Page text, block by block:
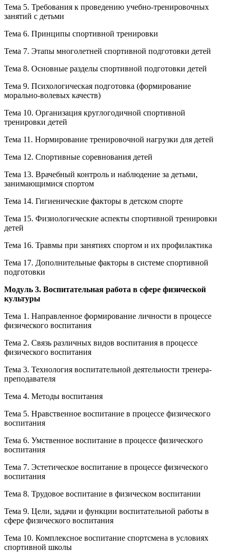
Тема 5. Требования к проведению учебно-тренировочных
занятий с детьми
Тема 6. Принципы спортивной тренировки
Тема 7. Этапы многолетней спортивной подготовки детей
Тема 8. Основные разделы спортивной подготовки детей
Тема 9. Психологическая подготовка (формирование
морально-волевых качеств)
Тема 10. Организация круглогодичной спортивной
тренировки детей
Тема 11. Нормирование тренировочной нагрузки для детей
Тема 12. Спортивные соревнования детей
Тема 13. Врачебный контроль и наблюдение за детьми,
занимающимися спортом
Тема 14. Гигиенические факторы в детском спорте
Тема 15. Физиологические аспекты спортивной тренировки
детей
Тема 16. Травмы при занятиях спортом и их профилактика
Тема 17. Дополнительные факторы в системе спортивной
подготовки
Модуль 3. Воспитательная работа в сфере физической
культуры
Тема 1. Направленное формирование личности в процессе
физического воспитания
Тема 2. Связь различных видов воспитания в процессе
физического воспитания
Тема 3. Технология воспитательной деятельности тренера-
преподавателя
Тема 4. Методы воспитания
Тема 5. Нравственное воспитание в процессе физического
воспитания
Тема 6. Умственное воспитание в процессе физического
воспитания
Тема 7. Эстетическое воспитание в процессе физического
воспитания
Тема 8. Трудовое воспитание в физическом воспитании
Тема 9. Цели, задачи и функции воспитательной работы в
сфере физического воспитания
Тема 10. Комплексное воспитание спортсмена в условиях
спортивной школы